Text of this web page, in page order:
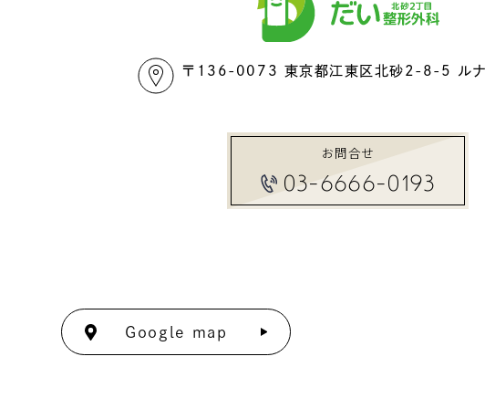
〒136-0073 東京都江東区北砂2-8-5 ル
お問合せ
03-6666-0193
Google map